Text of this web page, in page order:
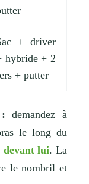
+ driver
hybride + 2
+ putter
demandez à
le long du
devant lui. La
le nombril et